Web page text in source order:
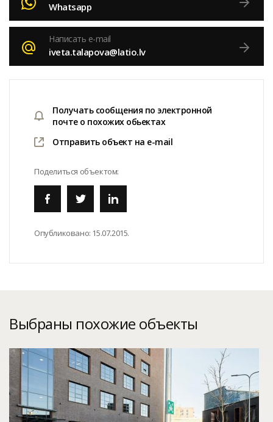
Whatsapp
Написать e-mail
iveta.talapova@latio.lv
Получать сообщения по электронной
почте о похожих обьектах
Отправить объект на e-mail
Поделиться объектом:
Опубликовано: 15.07.2015.
Выбраны похожие объекты